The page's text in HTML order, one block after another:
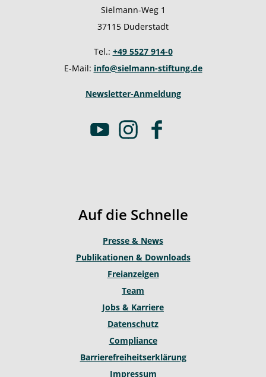
Sielmann-Weg 1
37115 Duderstadt
Tel.: +49 5527 914-0
E-Mail: info@sielmann-stiftung.de
Newsletter-Anmeldung
Y
e
I
n
r
a
m
F
o
o
k
Auf die Schnelle
Presse & News
Publikationen & Downloads
Freianzeigen
Team
Jobs & Karriere
Datenschutz
Compliance
Barrierefreiheitserklärung
Impressum